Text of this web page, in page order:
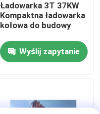
Ładowarka 3T 37KW
Kompaktna ładowarka
kołowa do budowy
Wyślij zapytanie